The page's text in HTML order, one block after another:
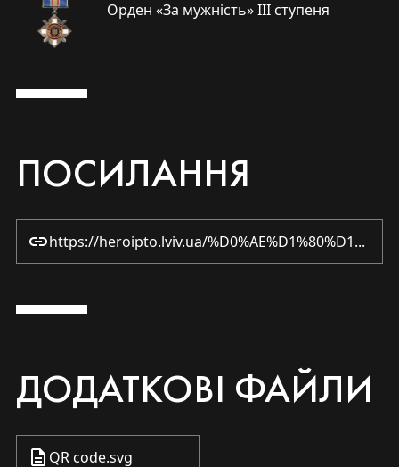
Орден «За мужність» ІІІ ступеня
ПОСИЛАННЯ
https://heroipto.lviv.ua/%D0%AE%D1%80%D1%96%D0%B9-%D0%92%D0%BE%D0%BB%D0%BE%D0%B4%D0%B8%D0%BC%D0%B8%D1%80%D0%BE%D0%B2%D0%B8%D1%87-%D0%97%D1%96%D0%BB%D1%96%D0%BD%D1%81%D1%8C%D0%BA%D0%B8%D0%B9/
ДОДАТКОВІ ФАЙЛИ
QR code.svg